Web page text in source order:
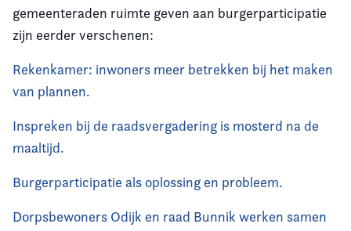
gemeenteraden ruimte geven aan burgerparticipatie
zijn eerder verschenen:
Rekenkamer: inwoners meer betrekken bij het maken
van plannen.
Inspreken bij de raadsvergadering is mosterd na de
maaltijd.
Burgerparticipatie als oplossing en probleem.
Dorpsbewoners Odijk en raad Bunnik werken samen